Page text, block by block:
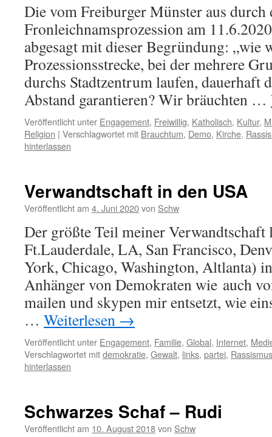
Die vom Freiburger Münster aus durch
Fronleichnamsprozession am
abgesagt mit dieser Begründung: „wie
Prozessionsstrecke, bei der mehrere
durchs Stadtzentrum laufen, dauerhaft
Abstand garantieren? Wir bräuchten …
Veröffentlicht unter Engagement, Freiwillig, Katholisch, Kultur,
Religion | Verschlagwortet mit Brauchtum, Demo, Kirche,
hinterlassen
Verwandtschaft in den USA
Veröffentlicht am 4. Juni 2020von Schw
Der größte Teil meiner
Ft.Lauderdale, LA, San Francisco,
York, Chicago, Washington, Altlanta)
Anhänger von Demokraten wie auch
mailen und skypen mir entsetzt, wie
… Weiterlesen →
Veröffentlicht unter Engagement, Familie, Global, Internet,
Verschlagwortet mitdemokratie, Gewalt, links, partei, Rassismus
hinterlassen
Schwarzes Schaf – Rudi
Veröffentlicht am 10. August 2018von Schw